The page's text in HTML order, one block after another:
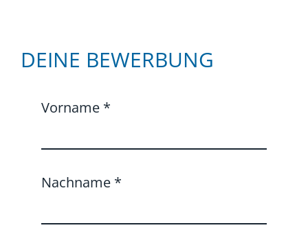
DEINE BEWERBUNG
Vorname *
Nachname *